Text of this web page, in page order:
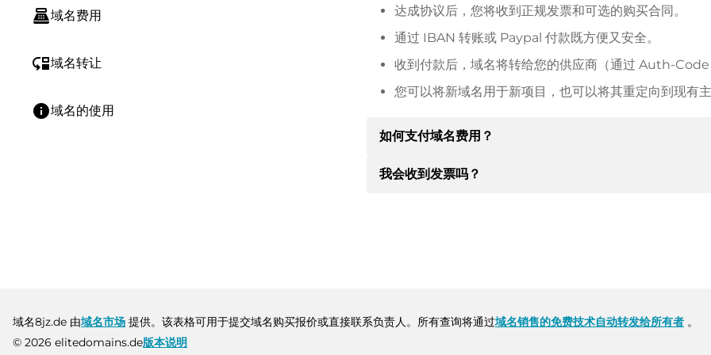
point_of_sale域名费用
move_down域名转让
info域名的使用
达成协议后，您将收到正规发票和可选的购买合同。
通过 IBAN 转账或 Paypal 付款既方便又安全。
收到付款后，域名将转给您的供应商（通过 Auth-Code
您可以将新域名用于新项目，也可以将其重定向到现有主
如何支付域名费用？
达成协议后，房东将通知您付款细节。房主随后会向您提
我会收到发票吗？
域名8jz.de 由域名市场 提供。该表格可用于提交域名购买报价或直接联系负责人。所有查询将通过域名销售的免费技术自动转发给所有者 。
© 2026 elitedomains.de版本说明